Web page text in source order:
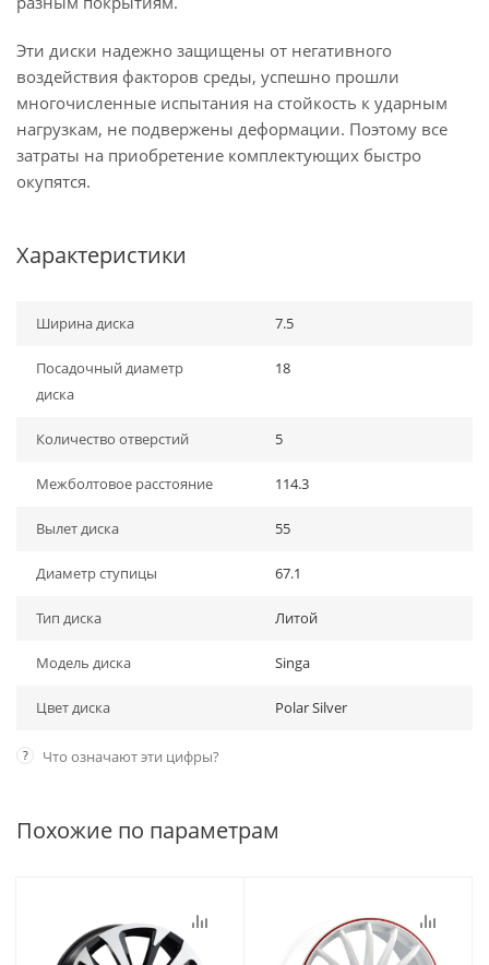
Эти диски надежно защищены от негативного
воздействия факторов среды, успешно прошли
многочисленные испытания на стойкость к ударным
нагрузкам, не подвержены деформации. Поэтому все
затраты на приобретение комплектующих быстро
окупятся.
Характеристики
Ширина диска 7.5
Посадочный диаметр
диска
18
Количество отверстий 5
Межболтовое расстояние 114.3
Вылет диска 55
Диаметр ступицы 67.1
Тип диска Литой
Модель диска Singa
Цвет диска Polar Silver
? Что означают эти цифры?
Похожие по параметрам